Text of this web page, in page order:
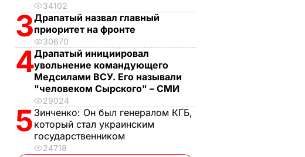
34102
3Драпатый назвал главный
приоритет на фронте
30670
4Драпатый инициировал
увольнение командующего
Медсилами ВСУ. Его называли
"человеком Сырского" – СМИ
29024
5 Зинченко: Он был генералом КГБ,
который стал украинским
государственником
24718